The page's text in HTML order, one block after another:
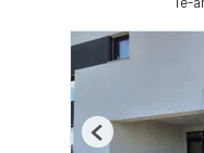
Previous